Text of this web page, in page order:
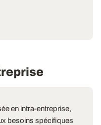
en intra-entreprise,
besoins spécifiques